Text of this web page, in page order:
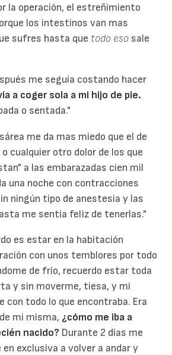
la operación, el estreñimiento
los intestinos van mas
sufres hasta que todo eso sale
me seguía costando hacer
a coger sola a mi hijo de pie.
o sentada."
me da mas miedo que el de
cualquier otro dolor de los que
a las embarazadas cien mil
una noche con contracciones
ningún tipo de anestesia y las
me sentía feliz de tenerlas."
es estar en la habitación
con unos temblores por todo
de frío, recuerdo estar toda
y sin moverme, tiesa, y mi
con todo lo que encontraba. Era
mi misma, ¿cómo me iba a
nacido? Durante 2 días me
exclusiva a volver a andar y